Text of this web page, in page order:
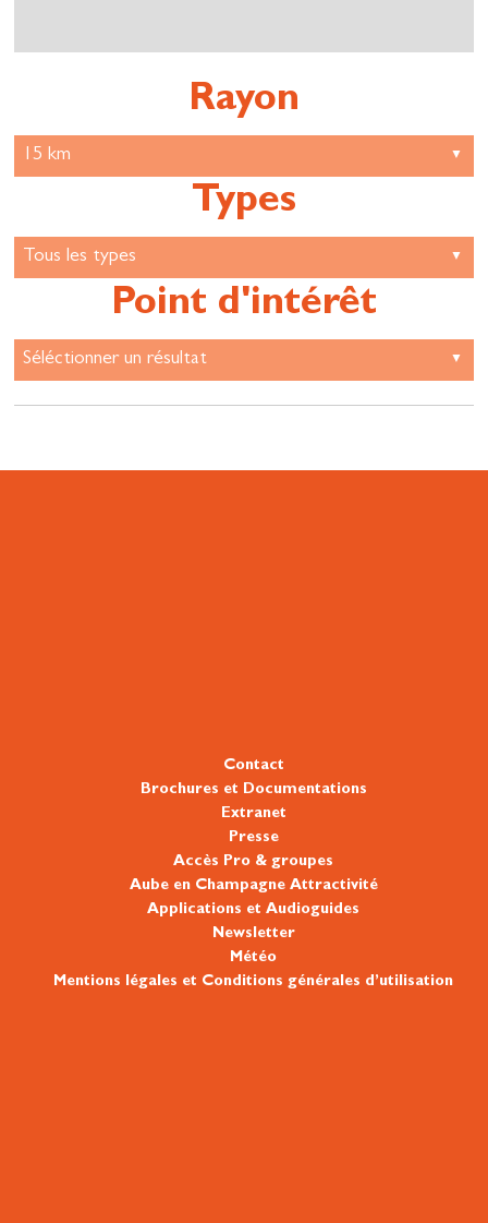
Rayon
Types
Point d'intérêt
Contact
Brochures et Documentations
Extranet
Presse
Accès Pro & groupes
Aube en Champagne Attractivité
Applications et Audioguides
Newsletter
Météo
Mentions légales et Conditions générales d’utilisation